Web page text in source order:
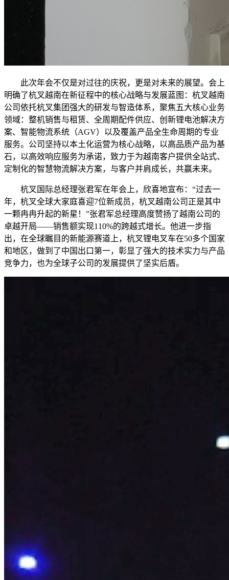
此次年会不仅是对过往的庆祝，更是对未来的展望。会上
明确了杭叉越南在新征程中的核心战略与发展蓝图：杭叉越南
公司依托杭叉集团强大的研发与智造体系，聚焦五大核心业务
领域：整机销售与租赁、全周期配件供应、创新锂电池解决方
案、智能物流系统（AGV）以及覆盖产品全生命周期的专业
服务。公司坚持以本土化运营为核心战略，以高品质产品为基
石，以高效响应服务为承诺，致力于为越南客户提供全站式、
定制化的智慧物流解决方案，与客户并肩成长，共赢未来。
杭叉国际总经理张君军在年会上，欣喜地宣布：“过去一
年，杭叉全球大家庭喜迎7位新成员，杭叉越南公司正是其中
一颗冉冉升起的新星！”张君军总经理高度赞扬了越南公司的
卓越开局——销售额实现110%的跨越式增长。他进一步指
出，在全球瞩目的新能源赛道上，杭叉锂电叉车在50多个国家
和地区，做到了中国出口第一，彰显了强大的技术实力与产品
竞争力，也为全球子公司的发展提供了坚实后盾。